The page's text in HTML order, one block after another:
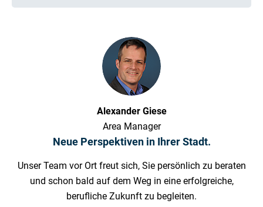
Alexander Giese
Area Manager
Neue Perspektiven in Ihrer Stadt.
Unser Team vor Ort freut sich, Sie persönlich zu beraten
und schon bald auf dem Weg in eine erfolgreiche,
berufliche Zukunft zu begleiten.